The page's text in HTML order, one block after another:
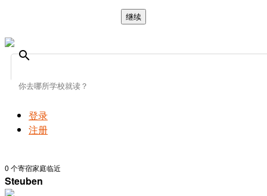
继续
search
登录
注册
0 个寄宿家庭临近
Steuben